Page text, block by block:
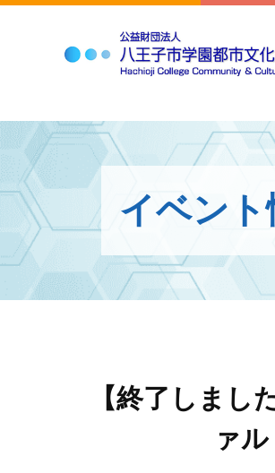
イベント
【終了しまし
ァ